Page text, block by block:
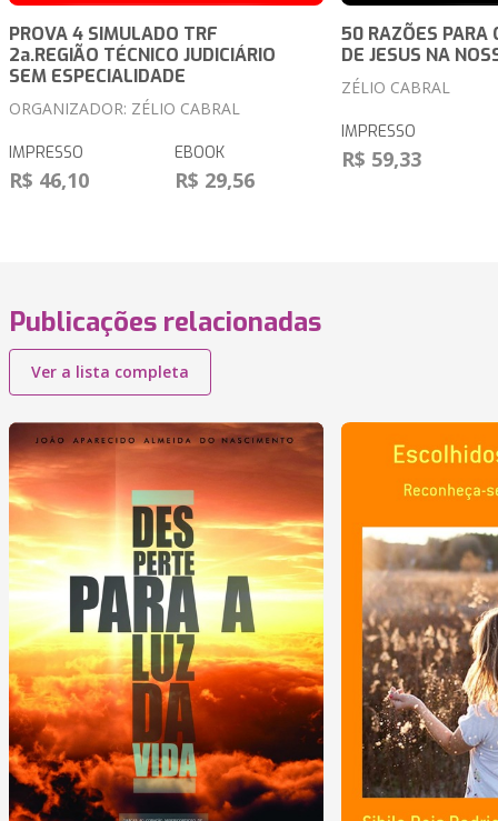
PROVA 4 SIMULADO TRF
2a.REGIÃO TÉCNICO JUDICIÁRIO
SEM ESPECIALIDADE
ORGANIZADOR: ZÉLIO CABRAL
IMPRESSO
R$ 46,10
EBOOK
R$ 29,56
50 RAZÕES PARA
DE JESUS NA
ZÉLIO CABRAL
IMPRESSO
R$ 59,33
Publicações relacionadas
Ver a lista completa